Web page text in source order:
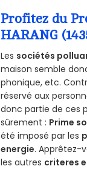
Profitez du
HARANG
Les sociétés
maison semble
phonique, etc.
réservé aux
donc partie de ces
sûrement : Prime
été imposé par les
energie. Apprêtez-
les autres criteres